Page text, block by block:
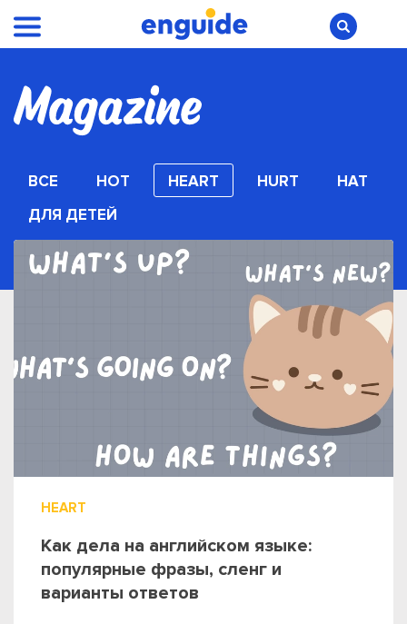
ВСЕ HOT HEART HURT
HAT
ДЛЯ ДЕТЕЙ
HEART
Как дела на английском языке:
популярные фразы, сленг и
варианты ответов